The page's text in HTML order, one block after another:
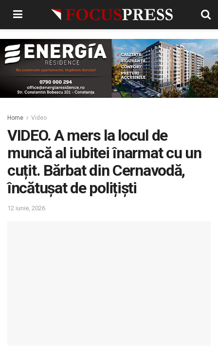
Home Video
VIDEO. A mers la locul de
muncă al iubitei înarmat cu un
cuțit. Bărbat din Cernavodă,
încătușat de polițiști
12 iunie, 2026